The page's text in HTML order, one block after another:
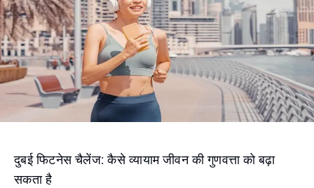
दुबई फिटनेस चैलेंज: कैसे व्यायाम जीवन की गुणवत्ता को बढ़ा
सकता है